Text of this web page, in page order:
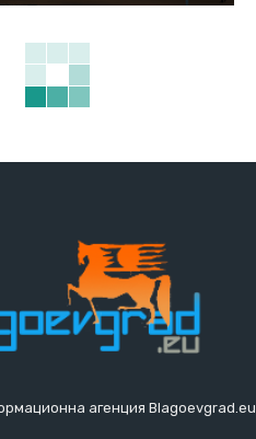
агенция Blagoevgrad.eu